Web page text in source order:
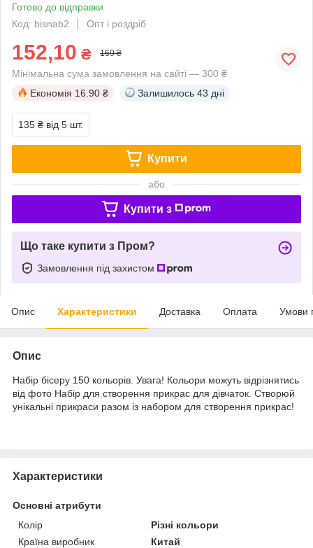
Готово до відправки
Код: bisnab2
Опт і роздріб
152,10 ₴ 169 ₴
Мінімальна сума замовлення на сайті — 300 ₴
Економія 16.90 ₴ Залишилось 43 дні
135 ₴ від 5 шт.
Купити
або
Купити з
Що таке купити з Пром?
Замовлення під захистом
Опис Характеристики Доставка Оплата Умови
Опис
Набір бісеру 150 кольорів. Увага! Кольори можуть відрізнятись
від фото Набір для створення прикрас для дівчаток. Створюй
унікальні прикраси разом із набором для створення прикрас!
Характеристики
Основні атрибути
Колір
Різні кольори
Країна виробник
Китай